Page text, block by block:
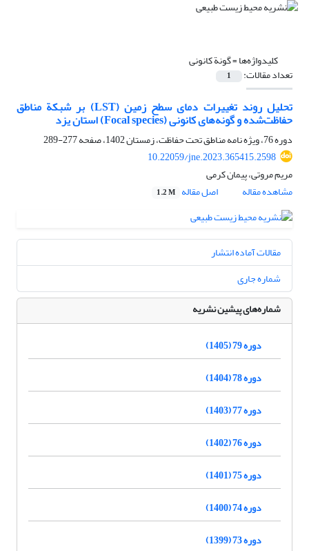
کلیدواژه‌ها =گونة کانونی
تعداد مقالات: 1
تحلیل روند تغییرات دمای سطح زمین (LST) بر شبکة مناطق
حفاظت‌شده و گونه‌های کانونی (Focal species) استان یزد
دوره 76، ویژه نامه مناطق تحت حفاظت، زمستان 1402، صفحه
277-289
10.22059/jne.2023.365415.2598
مریم مروتی، پیمان کرمی
مشاهده مقاله
اصل مقاله 1.2 M
مقالات آماده انتشار
شماره جاری
شماره‌های پیشین نشریه
دوره 79 (1405)
دوره 78 (1404)
دوره 77 (1403)
دوره 76 (1402)
دوره 75 (1401)
دوره 74 (1400)
دوره 73 (1399)